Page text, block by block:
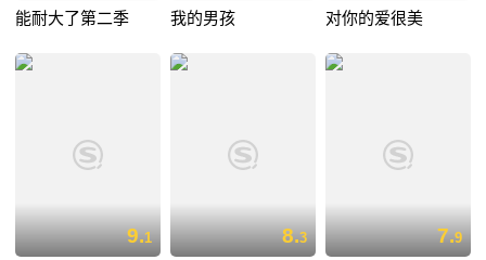
能耐大了第二季 我的男孩 对你的爱很美
9.1 8.3 7.9